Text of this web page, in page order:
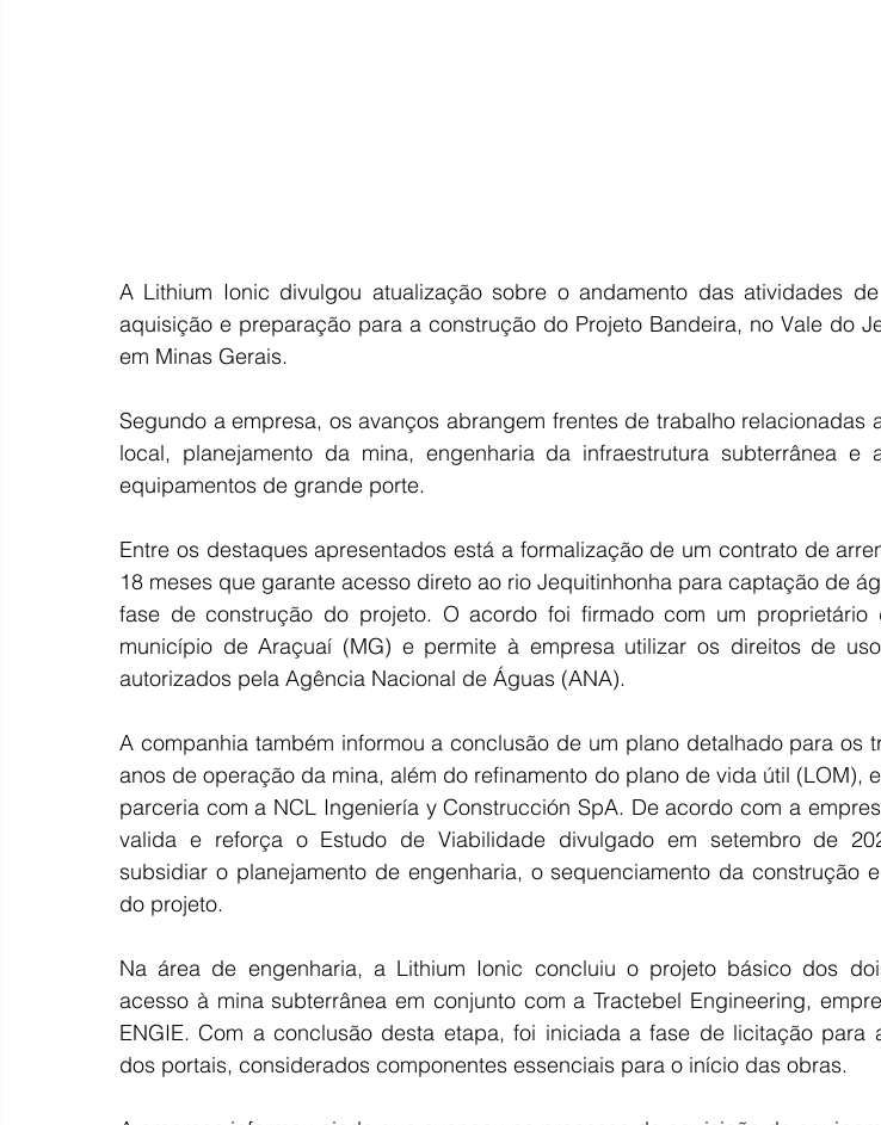
A Lithium Ionic divulgou atualização sobre o andamento das atividades
aquisição e preparação para a construção do Projeto Bandeira, no Vale do
em Minas Gerais.
Segundo a empresa, os avanços abrangem frentes de trabalho relacionadas
local, planejamento da mina, engenharia da infraestrutura subterrânea e
equipamentos de grande porte.
Entre os destaques apresentados está a formalização de um contrato de
18 meses que garante acesso direto ao rio Jequitinhonha para captação de
fase de construção do projeto. O acordo foi firmado com um proprietário
município de Araçuaí (MG) e permite à empresa utilizar os direitos de
autorizados pela Agência Nacional de Águas (ANA).
A companhia também informou a conclusão de um plano detalhado para os
anos de operação da mina, além do refinamento do plano de vida útil (LOM),
parceria com a NCL Ingeniería y Construcción SpA. De acordo com a
valida e reforça o Estudo de Viabilidade divulgado em setembro de
subsidiar o planejamento de engenharia, o sequenciamento da construção
do projeto.
Na área de engenharia, a Lithium Ionic concluiu o projeto básico dos
acesso à mina subterrânea em conjunto com a Tractebel Engineering,
ENGIE. Com a conclusão desta etapa, foi iniciada a fase de licitação para
dos portais, considerados componentes essenciais para o início das obras.